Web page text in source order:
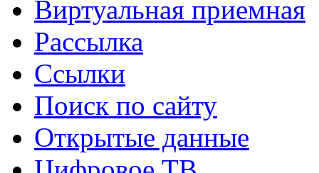
Виртуальная приемная
Рассылка
Ссылки
Поиск по сайту
Открытые данные